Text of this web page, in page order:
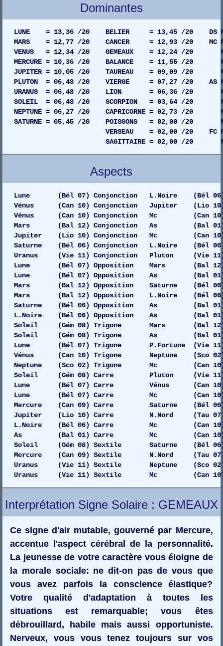
Dominantes
LUNE = 13,36 /20 BELIER = 13,45 /20 DS
MARS = 12,77 /20 CANCER = 12,93 /20 MC
VENUS = 12,34 /20 GEMEAUX = 12,24 /20
MERCURE = 10,36 /20 BALANCE = 11,55 /20
JUPITER = 10,05 /20 TAUREAU = 09,09 /20
PLUTON = 06,48 /20 VIERGE = 07,27 /20 AS
URANUS = 06,48 /20 LION = 06,36 /20
SOLEIL = 06,48 /20 SCORPION = 03,64 /20
NEPTUNE = 06,27 /20 CAPRICORNE = 02,73 /20
SATURNE = 05,45 /20 POISSONS = 02,00 /20
VERSEAU = 02,00 /20 FC MAISON
SAGITTAIRE = 02,00 /20 MAISON
Aspects
Lune (Bél 07) Conjonction L.Noire (Bél
Vénus (Can 10) Conjonction Jupiter (Lio 10)
Vénus (Can 10) Conjonction Mc (Can
Mars (Bal 12) Conjonction As (Bal 01)
Jupiter (Lio 10) Conjonction Mc (Can
Saturne (Bél 06) Conjonction L.Noire (Bél 06)
Uranus (Vie 11) Conjonction Pluton (Vie
Lune (Bél 07) Opposition Mars (Bal 12)
Lune (Bél 07) Opposition As (Bal 01)
Mars (Bal 12) Opposition Saturne (Bél
Mars (Bal 12) Opposition L.Noire (Bél
Saturne (Bél 06) Opposition As (Bal 01)
L.Noire (Bél 06) Opposition As (Bal 01)
Soleil (Gém 08) Trigone Mars (Bal 12)
Soleil (Gém 08) Trigone As (Bal 01)
Lune (Bél 07) Trigone P.Fortune (Vie 11)
Vénus (Can 10) Trigone Neptune (Sco 02)
Neptune (Sco 02) Trigone Mc (Can
Soleil (Gém 08) Carre Pluton (Vie 11)
Lune (Bél 07) Carre Vénus (Can 10)
Lune (Bél 07) Carre Mc (Can 10)
Mercure (Can 09) Carre Saturne (Bél 06)
Jupiter (Lio 10) Carre N.Nord (Tau 07)
L.Noire (Bél 06) Carre Mc (Can 10)
As (Bal 01) Carre Mc (Can 10)
Soleil (Gém 08) Sextile Saturne (Bél
Mercure (Can 09) Sextile N.Nord (Tau 07)
Uranus (Vie 11) Sextile Neptune (Sco 02)
Uranus (Vie 11) Sextile Mc (Can 10)
Interprétation Signe Solaire : GEMEAUX
Ce signe d'air mutable, gouverné par Mercure,
accentue l'aspect cérébral de la personnalité.
La jeunesse de votre caractère vous éloigne de
la morale sociale: ne dit-on pas de vous que
vous avez parfois la conscience élastique?
Votre qualité d'adaptation à toutes les
situations est remarquable; vous êtes
débrouillard, habile mais aussi opportuniste.
Nerveux, vous vous tenez toujours sur vos